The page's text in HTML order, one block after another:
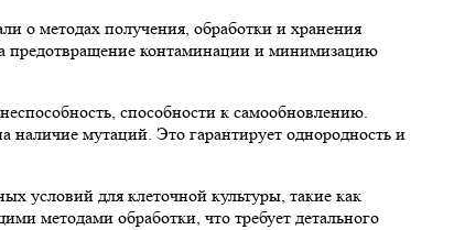
о методах получения, обработки и хранения
предотвращение контаминации и минимизацию
способности к самообновлению.
наличие мутаций. Это гарантирует однородность и
условий для клеточной культуры, такие как
методами обработки, что требует детального